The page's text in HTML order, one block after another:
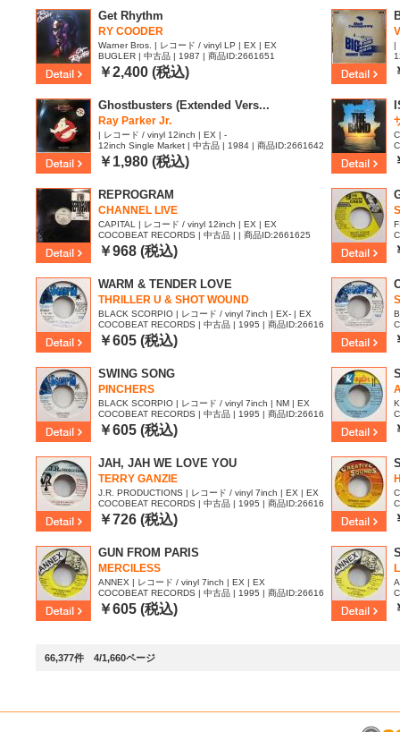
Get Rhythm
RY COODER
Warner Bros. | レコード / vinyl LP | EX | EX
BUGLER | 中古品 | 1987 | 商品ID:2661651
￥2,400 (税込)
|
Ghostbusters (Extended Vers...
Ray Parker Jr.
| レコード / vinyl 12inch | EX | -
12inch Single Market | 中古品 | 1984 | 商品ID:2661642
￥1,980 (税込)
REPROGRAM
CHANNEL LIVE
CAPITAL | レコード / vinyl 12inch | EX | EX
COCOBEAT RECORDS | 中古品 | | 商品ID:2661625
￥968 (税込)
WARM & TENDER LOVE
THRILLER U & SHOT WOUND
BLACK SCORPIO | レコード / vinyl 7inch | EX- | EX
COCOBEAT RECORDS | 中古品 | 1995 | 商品ID:26616
18
￥605 (税込)
SWING SONG
PINCHERS
BLACK SCORPIO | レコード / vinyl 7inch | NM | EX
COCOBEAT RECORDS | 中古品 | 1995 | 商品ID:26616
15
￥605 (税込)
JAH, JAH WE LOVE YOU
TERRY GANZIE
J.R. PRODUCTIONS | レコード / vinyl 7inch | EX | EX
COCOBEAT RECORDS | 中古品 | 1995 | 商品ID:26616
10
￥726 (税込)
GUN FROM PARIS
MERCILESS
ANNEX | レコード / vinyl 7inch | EX | EX
COCOBEAT RECORDS | 中古品 | 1995 | 商品ID:26616
07
￥605 (税込)
66,377件 4/1,660ページ